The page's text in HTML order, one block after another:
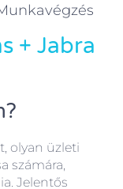
+ Jabra
olyan üzleti
számára,
Jelentős